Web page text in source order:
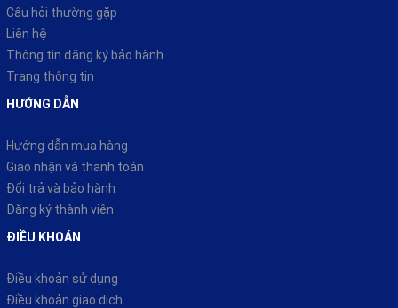
Câu hỏi thường gặp
Liên hệ
Thông tin đăng ký bảo hành
Trang thông tin
HƯỚNG DẪN
Hướng dẫn mua hàng
Giao nhận và thanh toán
Đổi trả và bảo hành
Đăng ký thành viên
ĐIỀU KHOÁN
Điều khoản sử dụng
Điều khoản giao dịch